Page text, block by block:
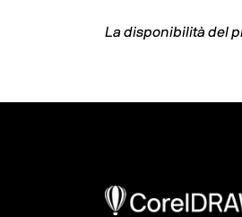
La disponibilità del